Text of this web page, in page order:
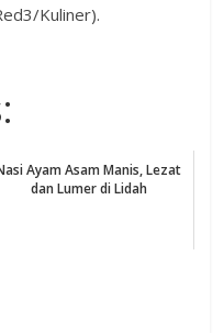
Kuliner).
Ayam Asam Manis, Lezat
dan Lumer di Lidah